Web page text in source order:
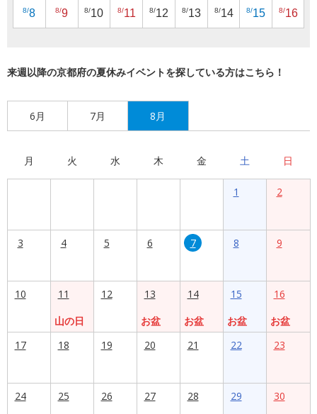
8/8 8/9 8/10 8/11 8/12 8/13 8/14 8/15 8/16
来週以降の京都府の夏休みイベントを探している方はこちら！
6月 7月 8月
月 火 水 木 金 土 日
1 2
3 4 5 6 7 8 9
10
11
山の日
12
13
お盆
14
お盆
15
お盆
16
お盆
17
18 19 20 21 22 23
24 25 26 27 28 29 30